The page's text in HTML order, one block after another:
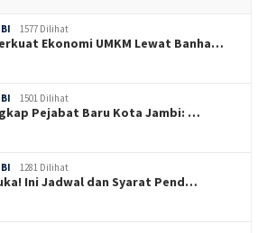
1577 Dilihat
Ekonomi UMKM Lewat Banha…
1501 Dilihat
Pejabat Baru Kota Jambi: …
1281 Dilihat
Ini Jadwal dan Syarat Pend…